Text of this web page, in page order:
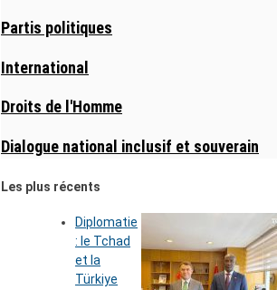
Partis politiques
International
Droits de l'Homme
Dialogue national inclusif et souverain
Les plus récents
Diplomatie
: le Tchad
et la
Türkiye